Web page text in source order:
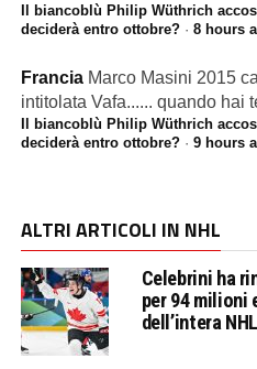
Il biancoblù Philip Wüthrich
deciderà entro ottobre?· 8 hours
Francia Marco Masini 2015
intitolata Vafa...... quando hai
Il biancoblù Philip Wüthrich
deciderà entro ottobre?· 9 hours
ALTRI ARTICOLI IN NHL
Celebrini ha
per 94 milioni
dell’intera NHL